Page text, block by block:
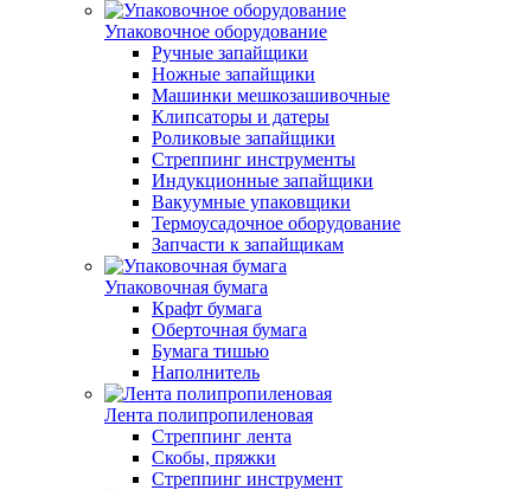
Упаковочное оборудование
Ручные запайщики
Ножные запайщики
Машинки мешкозашивочные
Клипсаторы и датеры
Роликовые запайщики
Стреппинг инструменты
Индукционные запайщики
Вакуумные упаковщики
Термоусадочное оборудование
Запчасти к запайщикам
Упаковочная бумага
Крафт бумага
Оберточная бумага
Бумага тишью
Наполнитель
Лента полипропиленовая
Стреппинг лента
Скобы, пряжки
Стреппинг инструмент